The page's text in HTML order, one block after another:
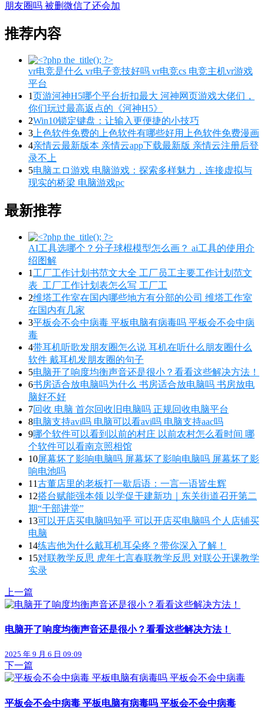
朋友圈吗 被删微信了还会加
推荐内容
vr电竞是什么 vr电子竞技好吗 vr电竞cs 电竞主机vr游戏
平台
1页游河神H5哪个平台折扣最大 河神网页游戏大佬们，
你们玩过最高返点的《河神H5》
2Win10锁定键盘：让输入更便捷的小技巧
3 上色软件免费的上色软件有哪些好用上色软件免费漫画
4亲情云最新版本 亲情云app下载最新版 亲情云注册后登
录不上
5电脑エロ游戏 电脑游戏：探索多样魅力，连接虚拟与
现实的桥梁 电脑游戏pc
最新推荐
AI工具选哪个？分子球棍模型怎么画？ ai工具的使用介
绍图解
1 工厂工作计划书范文大全 工厂员工主要工作计划范文
表_工厂工作计划表怎么写 工厂工
2维塔工作室在国内哪些地方有分部的公司 维塔工作室
在国内有几家
3平板会不会中病毒 平板电脑有病毒吗 平板会不会中病
毒
4带耳机听歌发朋友圈怎么说 耳机在听什么朋友圈什么
软件 戴耳机发朋友圈的句子
5电脑开了响度均衡声音还是很小？看看这些解决方法！
6书房适合放电脑吗为什么 书房适合放电脑吗 书房放电
脑好不好
7回收 电脑 首尔回收旧电脑吗 正规回收电脑平台
8电脑支持avi吗 电脑可以看avi吗 电脑支持aac吗
9哪个软件可以看到以前的村庄 以前农村怎么看时间 哪
个软件可以看南京照相馆
10屏幕坏了影响电脑吗 屏幕坏了影响电脑吗 屏幕坏了影
响电池吗
11古董店里的老板打一歇后语：一言一语皆生辉
12搭台赋能强本领 以学促干建新功｜东关街道召开第二
期“干部讲堂”
13可以开店买电脑吗知乎 可以开店买电脑吗 个人店铺买
电脑
14练吉他为什么戴耳机耳朵疼？带你深入了解！
15对联教学反思 虎年七言春联教学反思 对联公开课教学
实录
上一篇
电脑开了响度均衡声音还是很小？看看这些解决方法！
2025 年 9 月 6 日 09:09
下一篇
平板会不会中病毒 平板电脑有病毒吗 平板会不会中病毒